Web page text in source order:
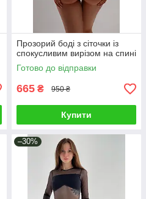
Прозорий боді з сіточки із
спокусливим вирізом на спині
Готово до відправки
665 ₴ 950 ₴
Купити
–30%